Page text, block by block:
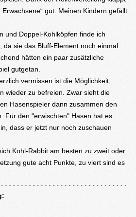
gut. Meinen Kindern gefällt
und Doppel-Kohlköpfen finde ich
da sie das Bluff-Element noch einmal
hätten ein paar zusätzliche
gutgetan.
vermissen ist die Möglichkeit,
wieder zu befreien. Zwar sieht die
Hasenspieler dann zusammen den
Für den "erwischten" Hasen hat es
dass er jetzt nur noch zuschauen
Kohl-Rabbit am besten zu zweit oder
gute acht Punkte, zu viert sind es